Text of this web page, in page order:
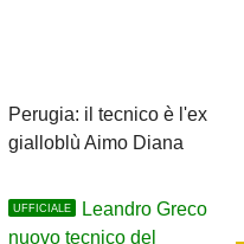
Perugia: il tecnico è l'ex
gialloblù Aimo Diana
UFFICIALE
Leandro Greco
nuovo tecnico del